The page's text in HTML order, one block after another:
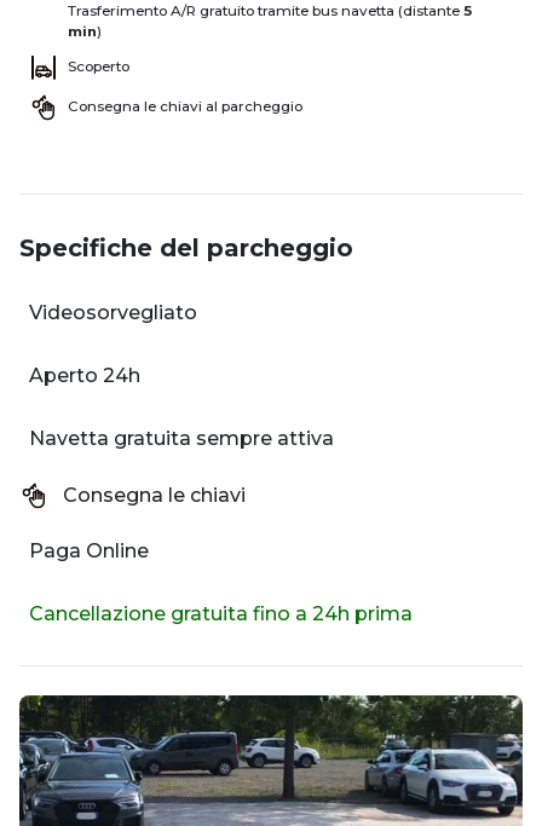
Trasferimento A/R gratuito tramite bus navetta (distante 5
min)
Scoperto
Consegna le chiavi al parcheggio
Specifiche del parcheggio
Videosorvegliato
Aperto 24h
Navetta gratuita sempre attiva
Consegna le chiavi
Paga Online
Cancellazione gratuita fino a 24h prima